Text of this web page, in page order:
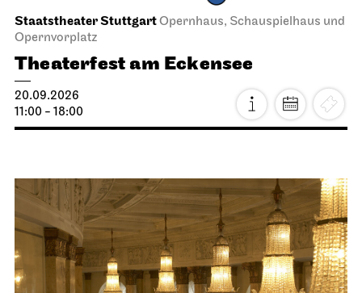
Staatstheater StuttgartOpernhaus, Schauspielhaus und
Opernvorplatz
Theaterfest am Eckensee
20.09.2026
11:00 - 18:00